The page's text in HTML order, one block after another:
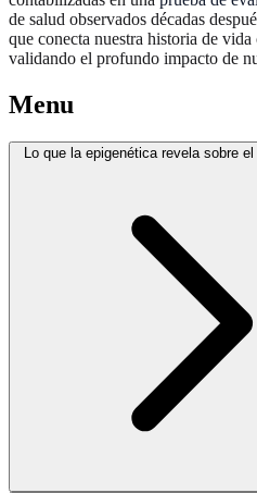
de salud observados décadas
que conecta nuestra historia de
validando el profundo impacto de
Menu
Lo que la epigenética revela sobre